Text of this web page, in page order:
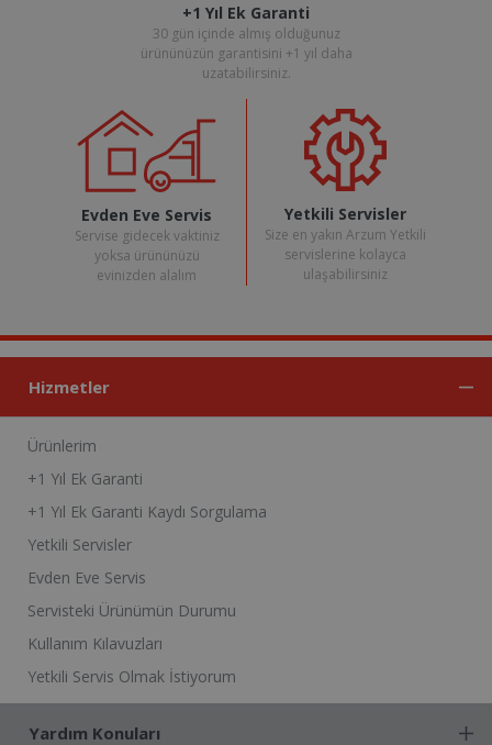
+1 Yıl Ek Garanti
30 gün içinde almış olduğunuz
ürününüzün garantisini +1 yıl daha
uzatabilirsiniz.
Evden Eve Servis
Servise gidecek vaktiniz
yoksa ürününüzü
evinizden alalım
Yetkili Servisler
Size en yakın Arzum Yetkili
servislerine kolayca
ulaşabilirsiniz
Hizmetler
Ürünlerim
+1 Yıl Ek Garanti
+1 Yıl Ek Garanti Kaydı Sorgulama
Yetkili Servisler
Evden Eve Servis
Servisteki Ürünümün Durumu
Kullanım Kılavuzları
Yetkili Servis Olmak İstiyorum
Yardım Konuları